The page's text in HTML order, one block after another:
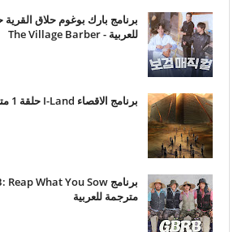
للعربية - The Village Barber
برنامج الاقصاء I-Land حلقة 1 مترجمة للعربية
مترجمة للعربية